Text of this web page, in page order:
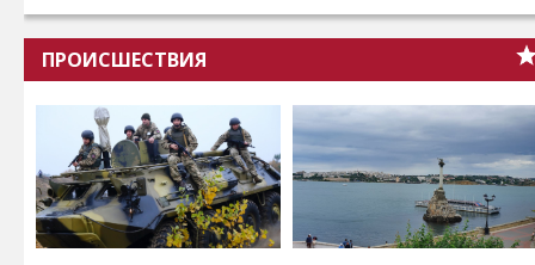
ПРОИСШЕСТВИЯ